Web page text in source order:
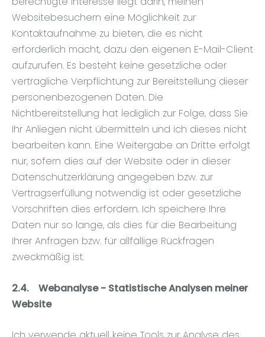
Websitebesuchern eine Möglichkeit zur
Kontaktaufnahme zu bieten, die es nicht
erforderlich macht, dazu den eigenen E-Mail-Client
aufzurufen. Es besteht keine gesetzliche oder
vertragliche Verpflichtung zur Bereitstellung dieser
personenbezogenen Daten. Die
Nichtbereitstellung hat lediglich zur Folge, dass Sie
Ihr Anliegen nicht übermitteln und ich dieses nicht
bearbeiten kann. Eine Weitergabe an Dritte erfolgt
nur, sofern dies auf der Website oder in dieser
Datenschutzerklärung angegeben bzw. zur
Vertragserfüllung notwendig ist oder gesetzliche
Vorschriften dies erfordern. Ich speichere Ihre
Daten nur so lange, als dies für die Bearbeitung
Ihrer Anfragen bzw. für allfällige Rückfragen
zweckmäßig ist.
2.4.
Webanalyse - Statistische Analysen meiner
Website